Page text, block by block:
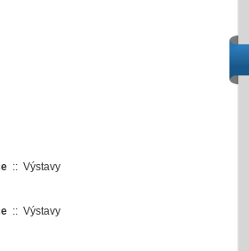
:: Výstavy
:: Výstavy